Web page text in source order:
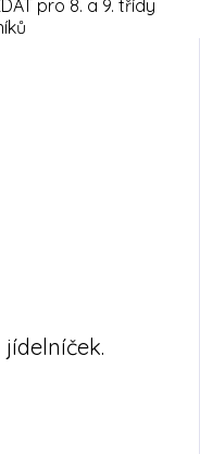
pro 8. a 9. třídy